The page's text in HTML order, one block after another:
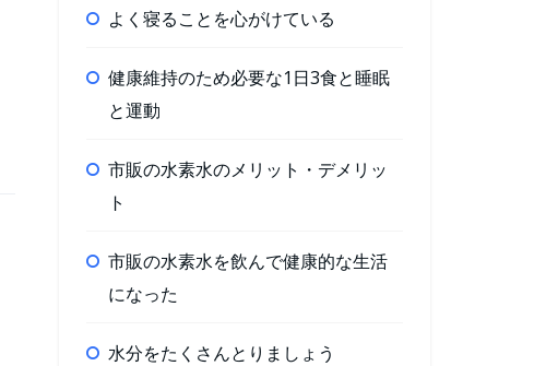
よく寝ることを心がけている
健康維持のため必要な1日3食と睡眠
と運動
市販の水素水のメリット・デメリッ
ト
市販の水素水を飲んで健康的な生活
になった
水分をたくさんとりましょう